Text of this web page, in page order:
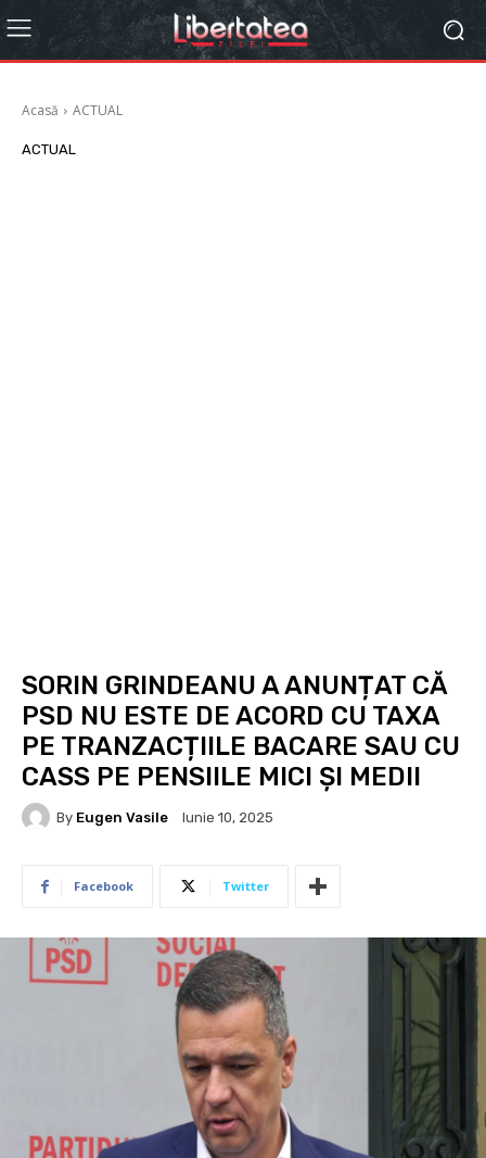
Acasă ACTUAL
ACTUAL
SORIN GRINDEANU A ANUNȚAT CĂ
PSD NU ESTE DE ACORD CU TAXA
PE TRANZACȚIILE BACARE SAU CU
CASS PE PENSIILE MICI ȘI MEDII
By Eugen Vasile Iunie 10, 2025
Facebook Twitter